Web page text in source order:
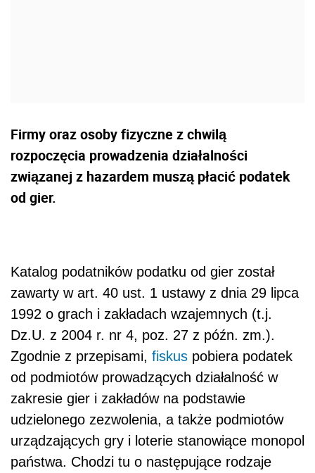
Firmy oraz osoby fizyczne z chwilą
rozpoczęcia prowadzenia działalności
związanej z hazardem muszą płacić podatek
od gier.
Katalog podatników podatku od gier został
zawarty w art. 40 ust. 1 ustawy z dnia 29 lipca
1992 o grach i zakładach wzajemnych (t.j.
Dz.U. z 2004 r. nr 4, poz. 27 z późn. zm.).
Zgodnie z przepisami, fiskus pobiera podatek
od podmiotów prowadzących działalność w
zakresie gier i zakładów na podstawie
udzielonego zezwolenia, a także podmiotów
urządzających gry i loterie stanowiące monopol
państwa. Chodzi tu o następujące rodzaje